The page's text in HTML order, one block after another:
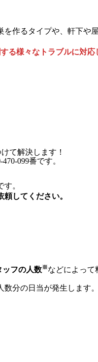
作るタイプや、軒下や
る様々なトラブルに対応
。
してください。
ッフの人数※などによって
分の日当が発生します。